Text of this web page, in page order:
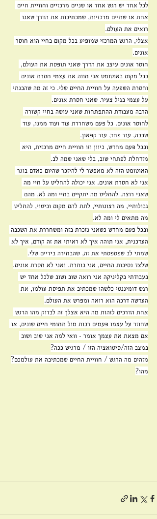
לכל אחד יש רגש אחד או שניים מרכזיים וחוויית חיים
אחת או שתיים מרכזיות, שמכתיבות את הדרך שאנו
רואים את העולם.
אצלי, הרגש המרכזי שמופיע בכל מקום בחיי הוא חוסר
אונים.
חוסר אונים עיצב את הדרך שאני תופסת את העולם,
בכל מקום באוטומט אני חווה את עצמי חסרת אונים
וחסרת השפעה על חוויית החיים שלי. כי זה מה שהבנתי
על עצמי בגיל צעיר. שאני חסרת אונים.
הרבה מעבודת ההתפתחות שאני עושה בחיי קשורה
לחוסר אונים. כל פעם משחררת עוד ועוד ממנו, עוד
שכבה, עוד פחד, עוד קפאון.
ובכל פעם מחדש, כיוון וזו חוויית חיים מרכזית, היא
מזדחלת לפתחי שוב, בלי שאני שמה לב.
האוטומט הזה לא מאפשר לי להיזכר שהיום כאדם בוגר
אני לא חסרת אונים. אני יכולה להחליט על חיי מה
שאני רוצה. להחליט מה יתקיים בחיי ומה לא, מהם
גבולותיי, מה רצונותיי, לתת להם מקום וביטוי, להחליט
מה מתאים לי ומה לא.
ובכל פעם מחדש כשאני נזכרת בזה ומשחררת את השכבה
העדכנית, אני תוהה איך לא ראיתי את זה קודם, איך לא
שמתי לב שפספסתי את זה, שהבחירה בידיים שלי.
שלצד נסיבות החיים, אני בוחרת. ואני לא חסרת אונים.
בעבודתי בקליניקה אני רואה שוב ושוב שלכל אחד יש
רגש דומיננטי כלשהו שמכתיב את תפיסת עולמו, את
העדשה דרכה הוא רואה ומפרש את העולם.
אחת הדרכים לזהות מה היא אצלך זה לבדוק מהו הרגש
שחוזר על עצמו פעמים רבות מול תחומי חיים שונים, או
אם מצאת את עצמך אומר - וואי למה אני שוב ושוב
במצב הזה/סיטואציה הזו / מרגיש ככה?
מזהים מה הרגש / חוויית החיים שמכתיבה את עולמכם?
מהו?